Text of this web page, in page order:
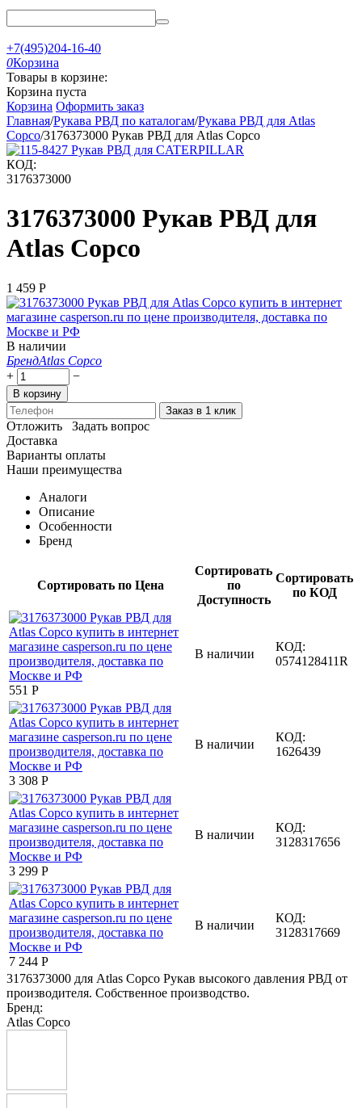
+7(495)204-16-40
0Корзина
Товары в корзине:
Корзина пуста
Корзина Оформить заказ
Главная/Рукава РВД по каталогам/Рукава РВД для Atlas
Copco/3176373000 Рукав РВД для Atlas Copco
КОД:
3176373000
3176373000 Рукав РВД для
Atlas Copco
1 459 Р
В наличии
БрендAtlas Copco
+
−
В корзину
Заказ в 1 клик
Отложить
Задать вопрос
Доставка
Варианты оплаты
Наши преимущества
Аналоги
Описание
Особенности
Бренд
Сортировать по Цена
Сортировать
по
Доступность
Сортировать
по КОД
‍551‍ Р
В наличии
КОД:
0574128411R
3 308 Р
В наличии
КОД:
1626439
3 299 Р
В наличии
КОД:
3128317656
7 244 Р
В наличии
КОД:
3128317669
3176373000 для Atlas Copco Рукав высокого давления РВД от
производителя. Собственное производство.
Бренд:
Atlas Copco